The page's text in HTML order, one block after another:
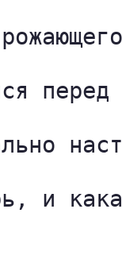
и